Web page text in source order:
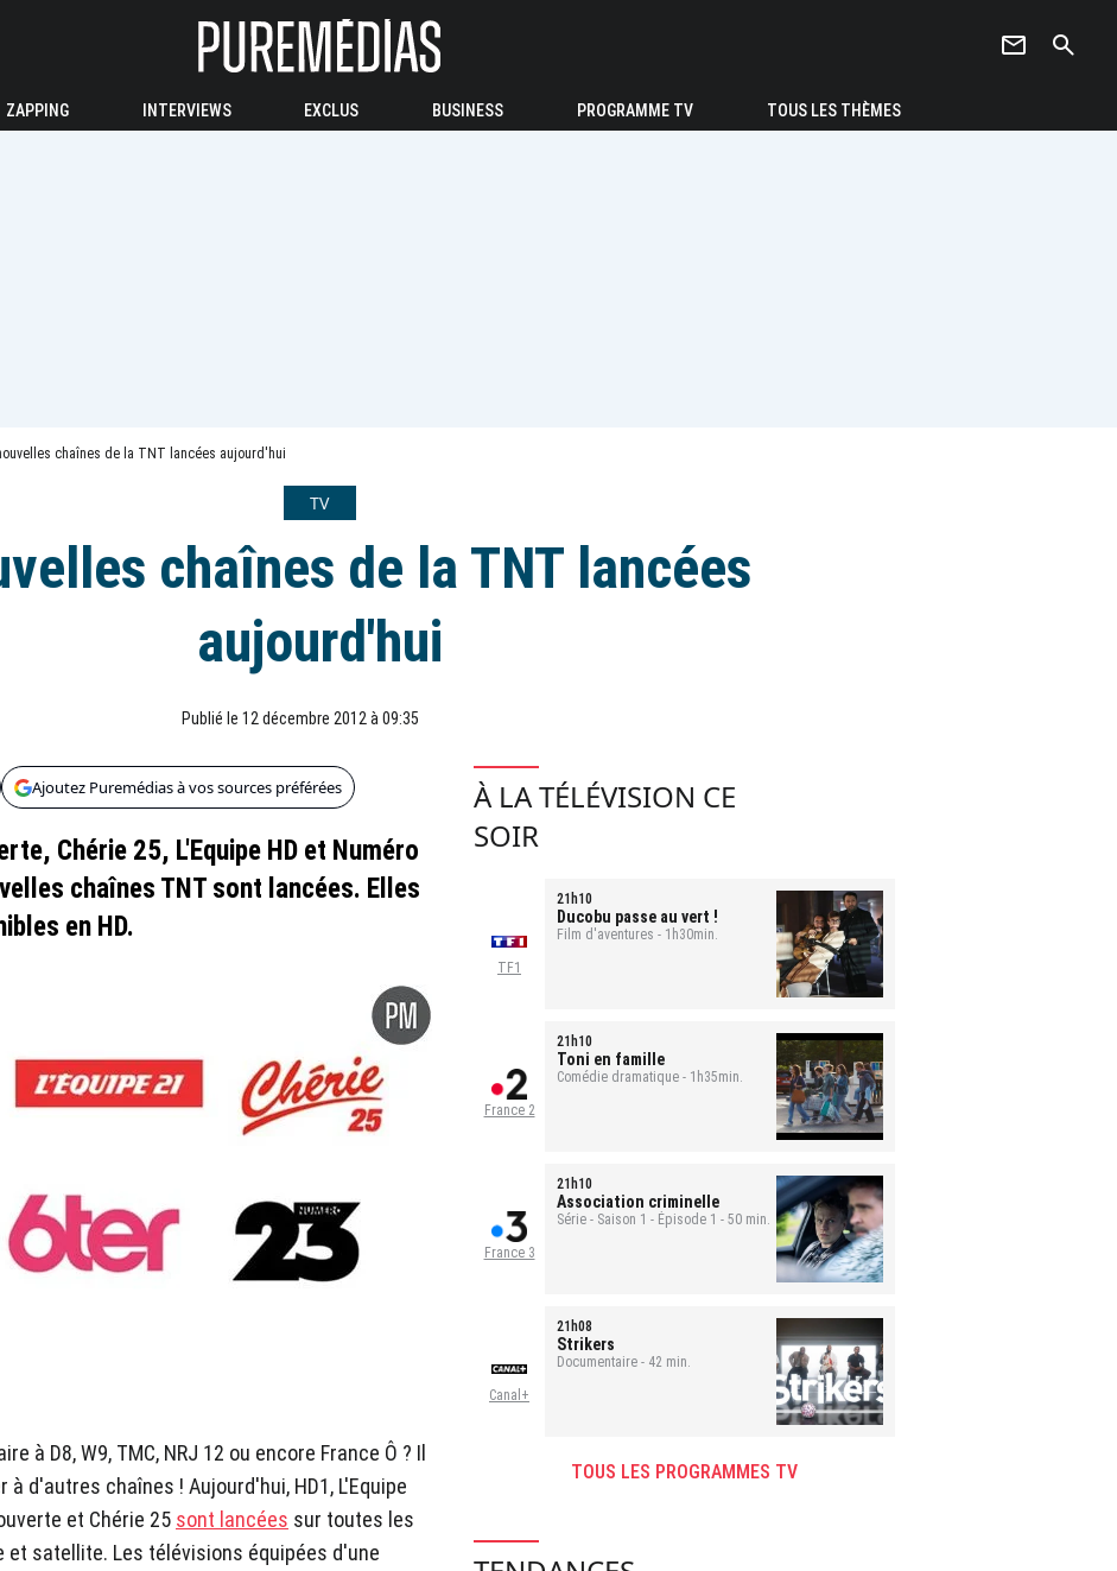
newsletter search
ZAPPING INTERVIEWS EXCLUS BUSINESS PROGRAMME TV TOUS LES THÈMES
chaînes de la TNT lancées aujourd'hui
TV
chaînes de la TNT lancées
aujourd'hui
Publié le 12 décembre 2012 à 09:35
Ajoutez Puremédias à vos sources préférées
Chérie 25, L'Equipe HD et Numéro
chaînes TNT sont lancées. Elles
en HD.
à D8, W9, TMC, NRJ 12 ou encore France Ô ? Il
d'autres chaînes ! Aujourd'hui, HD1, L'Equipe
et Chérie 25 sont lancées sur toutes les
et satellite. Les télévisions équipées d'une
À LA TÉLÉVISION CE
SOIR
TF1
21h10
Ducobu passe au vert !
Film d'aventures - 1h30min.
France 2
21h10
Toni en famille
Comédie dramatique - 1h35min.
France 3
21h10
Association criminelle
Série - Saison 1 - Épisode 1 - 50 min.
Canal+
21h08
Strikers
Documentaire - 42 min.
TOUS LES PROGRAMMES TV